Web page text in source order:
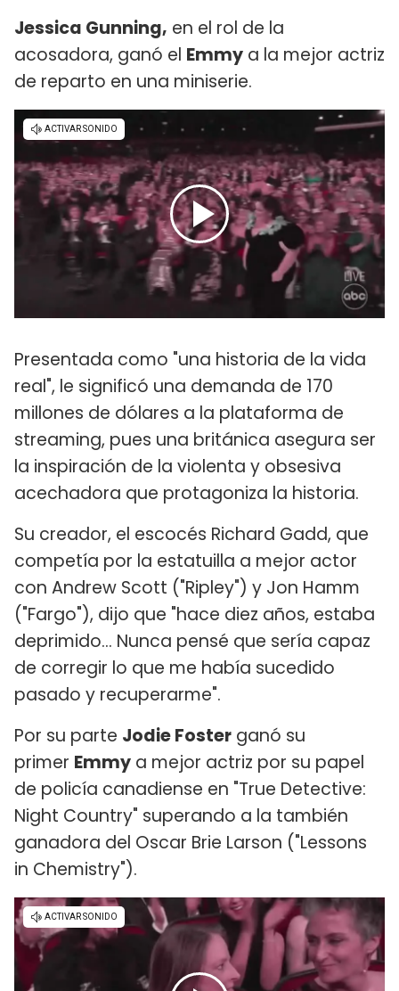
Jessica Gunning, en el rol de la
acosadora, ganó el Emmy a la mejor actriz
de reparto en una miniserie.
Presentada como "una historia de la vida
real", le significó una demanda de 170
millones de dólares a la plataforma de
streaming, pues una británica asegura ser
la inspiración de la violenta y obsesiva
acechadora que protagoniza la historia.
Su creador, el escocés Richard Gadd, que
competía por la estatuilla a mejor actor
con Andrew Scott ("Ripley") y Jon Hamm
("Fargo"), dijo que "hace diez años, estaba
deprimido... Nunca pensé que sería capaz
de corregir lo que me había sucedido
pasado y recuperarme".
Por su parte Jodie Foster ganó su
primer Emmy a mejor actriz por su papel
de policía canadiense en "True Detective:
Night Country" superando a la también
ganadora del Oscar Brie Larson ("Lessons
in Chemistry").